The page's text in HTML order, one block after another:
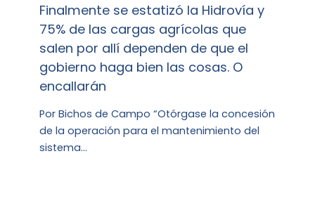
Finalmente se estatizó la Hidrovía y
75% de las cargas agrícolas que
salen por allí dependen de que el
gobierno haga bien las cosas. O
encallarán
Por Bichos de Campo “Otórgase la concesión
de la operación para el mantenimiento del
sistema…